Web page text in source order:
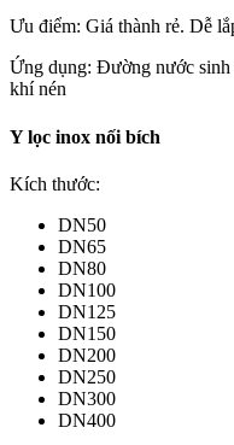
Ưu điểm: Giá thành rẻ. Dễ
Ứng dụng: Đường nước
khí nén
Y lọc inox nối bích
Kích thước:
DN50
DN65
DN80
DN100
DN125
DN150
DN200
DN250
DN300
DN400